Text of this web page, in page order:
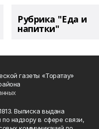
Рубрика "Еда и
напитки"
газеты «Торатау»
Выписка выдана
надзору в сфере связи,